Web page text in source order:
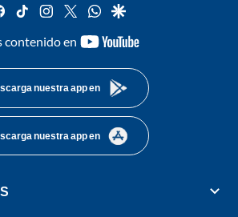
facebook
tiktok instagram
twitterwhatsapp
google
contenido en
youtube-
nuestra app en
nuestra app en